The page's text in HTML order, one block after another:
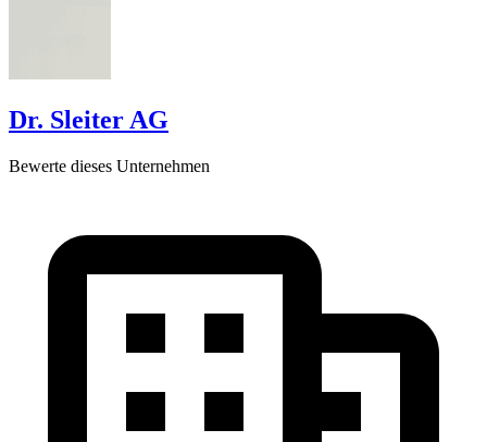
Dr. Sleiter AG
Bewerte dieses Unternehmen